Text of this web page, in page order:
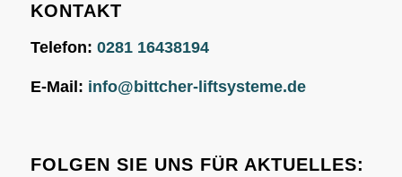
KONTAKT
Telefon: 0281 16438194
E-Mail: info@bittcher-liftsysteme.de
FOLGEN SIE UNS FÜR AKTUELLES: